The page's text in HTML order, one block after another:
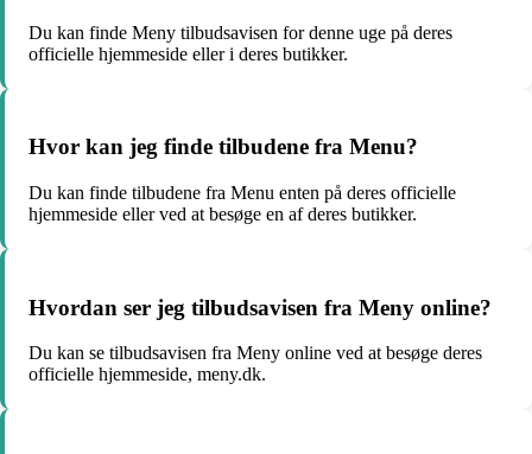
Du kan finde Meny tilbudsavisen for denne uge på deres
officielle hjemmeside eller i deres butikker.
Hvor kan jeg finde tilbudene fra Menu?
Du kan finde tilbudene fra Menu enten på deres officielle
hjemmeside eller ved at besøge en af deres butikker.
Hvordan ser jeg tilbudsavisen fra Meny online?
Du kan se tilbudsavisen fra Meny online ved at besøge deres
officielle hjemmeside, meny.dk.